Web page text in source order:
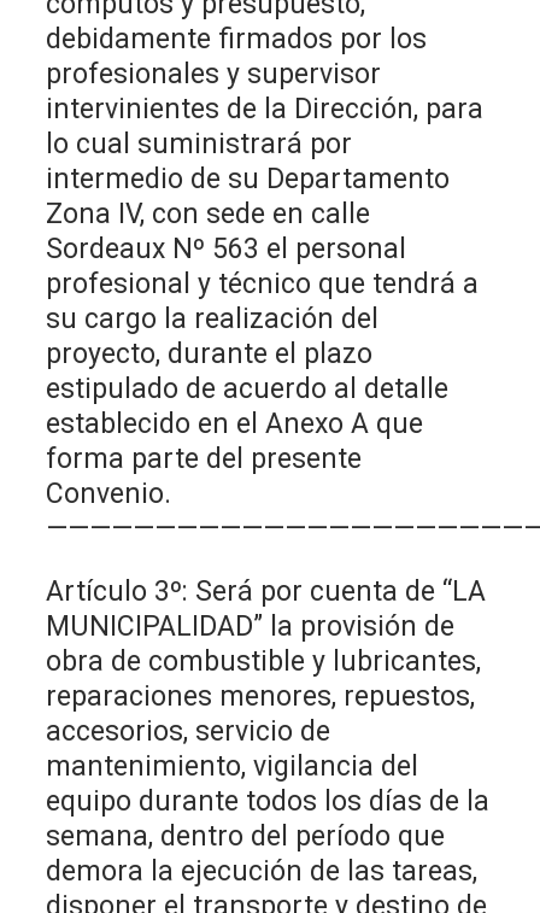
debidamente firmados por los
profesionales y supervisor
intervinientes de la Dirección, para
lo cual suministrará por
intermedio de su Departamento
Zona IV, con sede en calle
Sordeaux Nº 563 el personal
profesional y técnico que tendrá a
su cargo la realización del
proyecto, durante el plazo
estipulado de acuerdo al detalle
establecido en el Anexo A que
forma parte del presente
Convenio.
Artículo 3º: Será por cuenta de “LA
MUNICIPALIDAD” la provisión de
obra de combustible y lubricantes,
reparaciones menores, repuestos,
accesorios, servicio de
mantenimiento, vigilancia del
equipo durante todos los días de la
semana, dentro del período que
demora la ejecución de las tareas,
disponer el transporte y destino de